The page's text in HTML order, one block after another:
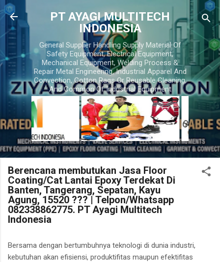
Skip to main content
PT AYAGI MULTITECH
INDONESIA
General Supplier Handling Supply Material Of
Safety Equipment, Electrical Equipment,
Mechanical Equipment, Welding Process &
Repair Metal Engineering, Industrial Apparel And
Convection, Cotton Rags Or Reusable Cleaning,
And Common Of Industrial Equipment
Berencana membutukan Jasa Floor
Coating/Cat Lantai Epoxy Terdekat Di
Banten, Tangerang, Sepatan, Kayu
Agung, 15520 ??? | Telpon/Whatsapp
082338862775. PT Ayagi Multitech
Indonesia
Bersama dengan bertumbuhnya teknologi di dunia industri,
kebutuhan akan efisiensi, produktifitas maupun efektifitas